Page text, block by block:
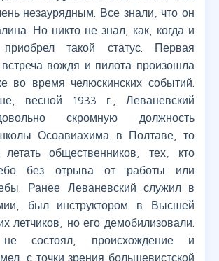
незаурядным. Все знали, что он
Но никто не знал, как, когда и
такой статус. Первая
вождя и пилота произошла
во время челюскинских событий.
весной 1933 г., Леваневский
скромную должность
Осоавиахима в Полтаве, то
летать общественников, тех, кто
без отрыва от работы или
Ранее Леваневский служил в
был инструктором в Высшей
летчиков, но его демобилизовали.
состоял, происхождение и
с точки зрения большевистской